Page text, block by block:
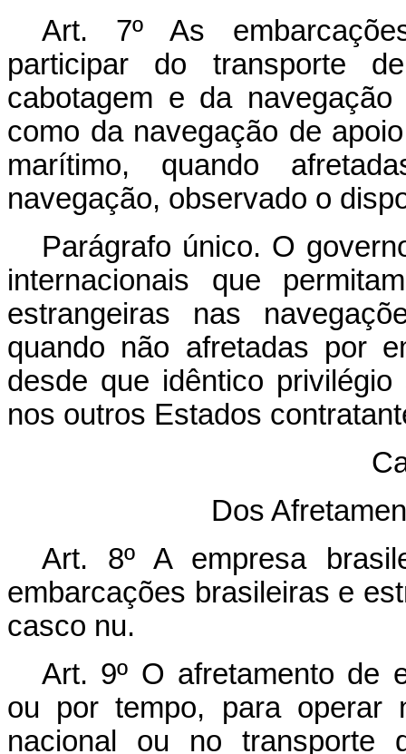
Art. 7º As
participar do transporte
cabotagem e da
como da navegação de
marítimo, quando
navegação, observado o
Parágrafo único. O
internacionais que
estrangeiras nas
quando não afretadas por
desde que idêntico
nos outros Estados
Dos
Art. 8º A empresa
embarcações brasileiras e
casco nu.
Art. 9º O afretamento de
ou por tempo, para operar
nacional ou no transporte